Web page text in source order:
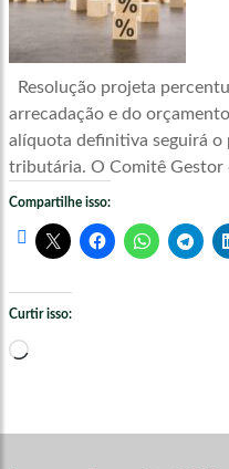
Resolução projeta
arrecadação e do
alíquota definitiva seguirá o
tributária. O Comitê Gestor
Compartilhe isso:
Curtir isso:
Carregando...